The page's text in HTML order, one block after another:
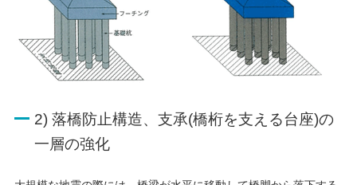
2) 落橋防止構造、支承(橋桁を支える台座)の
一層の強化